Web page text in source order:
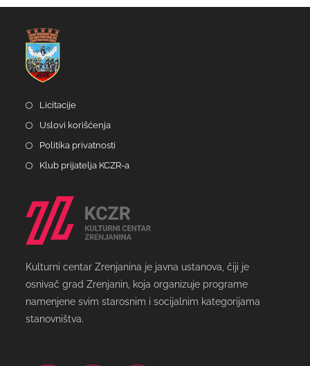
Licitacije
Uslovi korišćenja
Politika privatnosti
Klub prijatelja KCZR-a
Kulturni centar Zrenjanina je javna ustanova, čiji je
osnivač grad Zrenjanin, koja organizuje programe
namenjene svim starosnim i socijalnim kategorijama
stanovništva.